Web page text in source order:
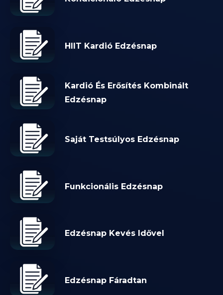
HIIT Kardió Edzésnap
Kardió És Erősítés Kombinált
Edzésnap
Saját Testsúlyos Edzésnap
Funkcionális Edzésnap
Edzésnap Kevés Idővel
Edzésnap Fáradtan